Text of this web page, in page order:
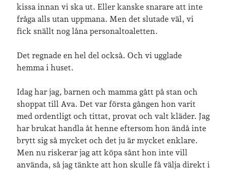
Jag heter Helena och är mamma till Ava och Sander, fru till Jonas
och frontendutvecklare på Tieto. Jag tycker om läsande, skrivande,
geocaching, löpning och att dricka te.
»Om lösenordsskyddade inlägg
Senaste inläggen
Sista semesterveckan
Från Hälleforsnäs till Katrineholm på Sörmlandsleden
Nu är jag 46 år
Två veckor på Öland
Jonas 47 år!
kissa innan vi ska ut. Eller kanske snarare att inte
fråga alls utan uppmana. Men det slutade väl, vi
fick snällt nog låna personaltoaletten.
Det regnade en hel del också. Och vi ugglade
hemma i huset.
Idag har jag, barnen och mamma gått på stan och
shoppat till Ava. Det var första gången hon varit
med ordentligt och tittat, provat och valt kläder. Jag
har brukat handla åt henne eftersom hon ändå inte
brytt sig så mycket och det ju är mycket enklare.
Men nu riskerar jag att köpa sånt hon inte vill
använda, så jag tänkte att hon skulle få välja direkt i